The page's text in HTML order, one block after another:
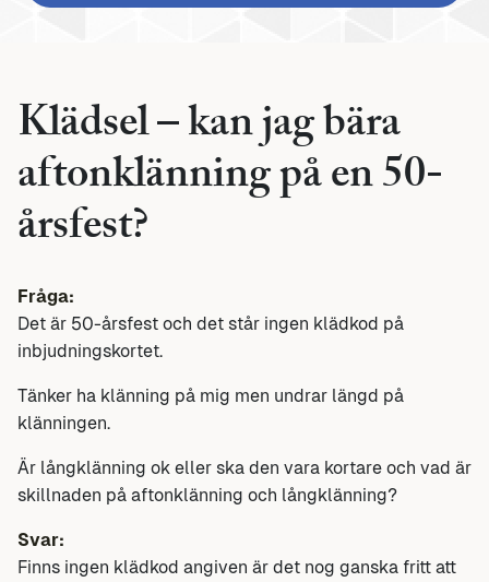
Klädsel – kan jag bära
aftonklänning på en 50-
årsfest?
Fråga:
Det är 50-årsfest och det står ingen klädkod på
inbjudningskortet.
Tänker ha klänning på mig men undrar längd på
klänningen.
Är långklänning ok eller ska den vara kortare och vad är
skillnaden på aftonklänning och långklänning?
Svar:
Finns ingen klädkod angiven är det nog ganska fritt att